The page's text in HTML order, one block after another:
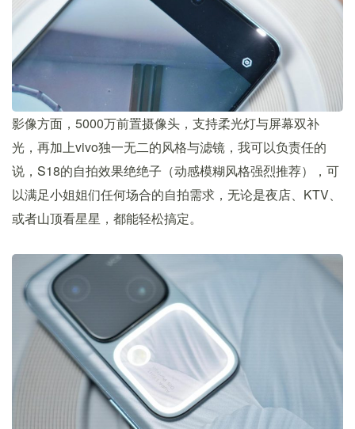
影像方面，5000万前置摄像头，支持柔光灯与屏幕双补
光，再加上vivo独一无二的风格与滤镜，我可以负责任的
说，S18的自拍效果绝绝子（动感模糊风格强烈推荐），可
以满足小姐姐们任何场合的自拍需求，无论是夜店、KTV、
或者山顶看星星，都能轻松搞定。